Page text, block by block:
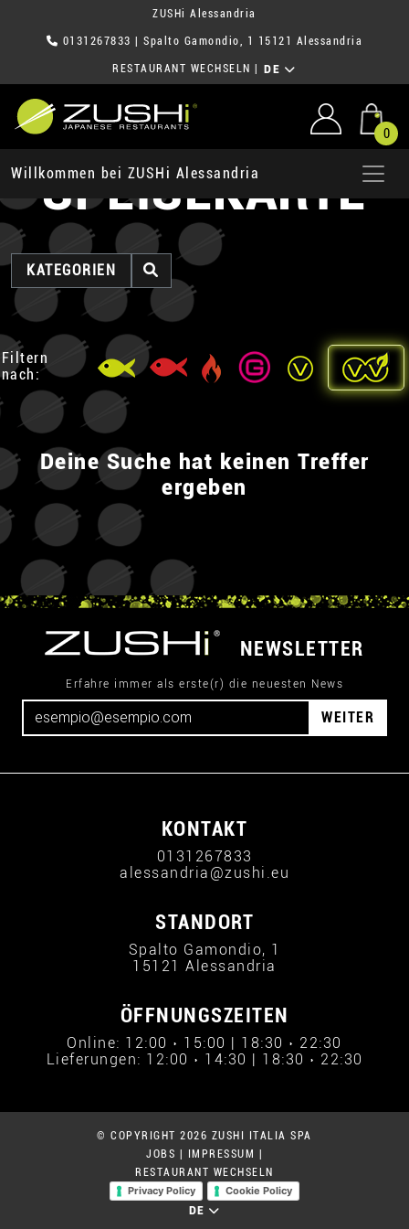
ZUSHi Alessandria
0131267833 | Spalto Gamondio, 1 15121 Alessandria
RESTAURANT WECHSELN DE
0
Willkommen bei ZUSHi Alessandria
SPEISEKARTE
KATEGORIEN
Filtern
nach:
Deine Suche hat keinen Treffer
ergeben
NEWSLETTER
Erfahre immer als erste(r) die neuesten News
WEITER
KONTAKT
0131267833
alessandria@zushi.eu
STANDORT
Spalto Gamondio, 1
15121 Alessandria
ÖFFNUNGSZEITEN
Online: 12:00 › 15:00 | 18:30 › 22:30
Lieferungen: 12:00 › 14:30 | 18:30 › 22:30
© COPYRIGHT 2026 ZUSHI ITALIA SPA
JOBS
IMPRESSUM
RESTAURANT WECHSELN
Privacy Policy
Cookie Policy
DE